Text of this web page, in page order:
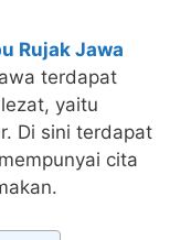
Rujak Jawa
terdapat
yaitu
Di sini terdapat
cita